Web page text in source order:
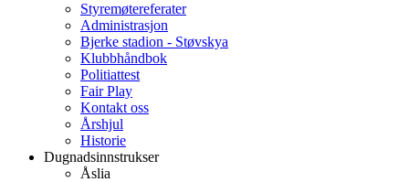
Styremøtereferater
Administrasjon
Bjerke stadion - Støvskya
Klubbhåndbok
Politiattest
Fair Play
Kontakt oss
Årshjul
Historie
Dugnadsinnstrukser
Åslia